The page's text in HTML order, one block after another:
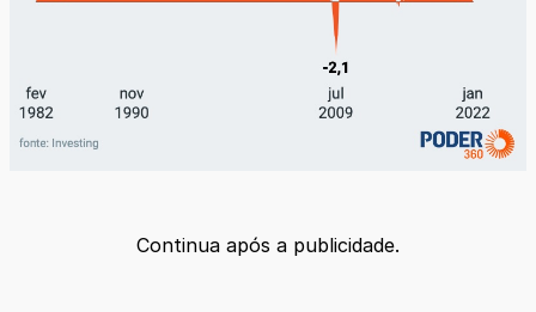
Continua após a publicidade.